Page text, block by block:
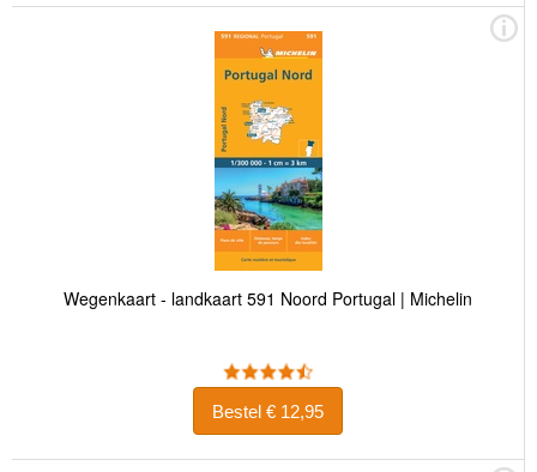
Wegenkaart - landkaart 591 Noord Portugal | Michelin
Bestel € 12,95